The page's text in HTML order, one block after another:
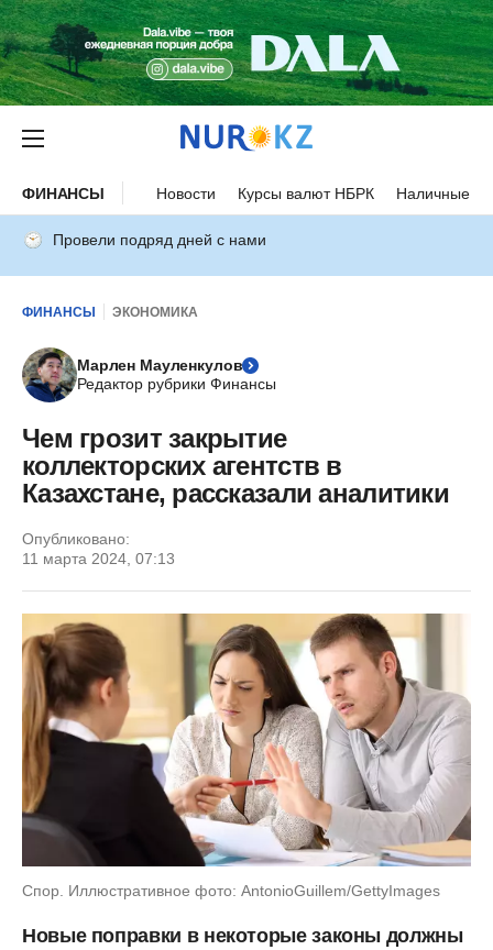
ФИНАНСЫ Новости Курсы валют НБРК Наличные
Провели подряд дней с нами
ФИНАНСЫ ЭКОНОМИКА
Марлен Мауленкулов
Редактор рубрики Финансы
Чем грозит закрытие
коллекторских агентств в
Казахстане, рассказали аналитики
Опубликовано:
11 марта 2024, 07:13
Спор. Иллюстративное фото: AntonioGuillem/GettyImages
Новые поправки в некоторые законы должны